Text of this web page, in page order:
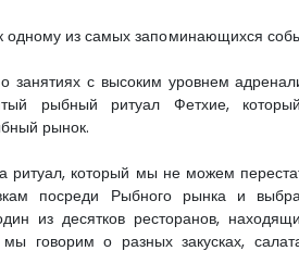
одному из самых запоминающихся
с высоким уровнем
рыбный ритуал Фетхие,
рынок.
ритуал, который мы не можем
посреди Рыбного рынка и
из десятков ресторанов,
мы говорим о разных закусках,